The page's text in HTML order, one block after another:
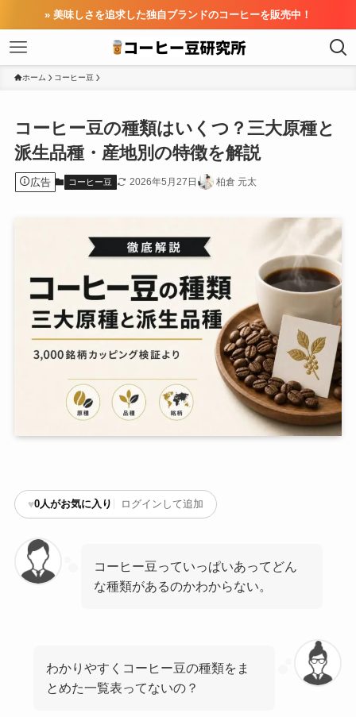
» 美味しさを追求した独自ブランドのコーヒーを販売中！
ホーム コーヒー豆
コーヒー豆の種類はいくつ？三大原種と
派生品種・産地別の特徴を解説
広告 コーヒー豆 2026年5月27日 柏倉 元太
♥0人がお気に入り ログインして追加
コーヒー豆っていっぱいあってどん
な種類があるのかわからない。
わかりやすくコーヒー豆の種類をま
とめた一覧表ってないの？